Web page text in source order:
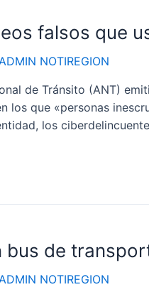
falsos que
ADMIN NOTIREGION
de Tránsito (ANT)
los que «personas
los
de
NOTIREGION